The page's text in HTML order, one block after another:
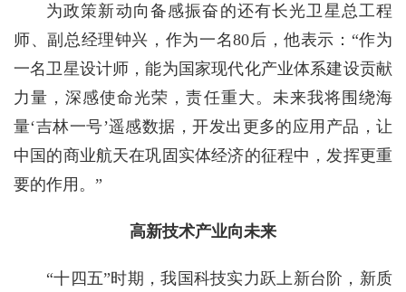
为政策新动向备感振奋的还有长光卫星总工程
师、副总经理钟兴，作为一名80后，他表示：“作为
一名卫星设计师，能为国家现代化产业体系建设贡献
力量，深感使命光荣，责任重大。未来我将围绕海
量‘吉林一号’遥感数据，开发出更多的应用产品，让
中国的商业航天在巩固实体经济的征程中，发挥更重
要的作用。”
高新技术产业向未来
“十四五”时期，我国科技实力跃上新台阶，新质